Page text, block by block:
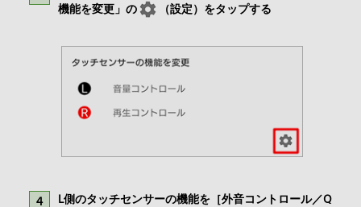
機能を変更」の
（設定）をタップする
L側のタッチセンサーの機能を［外音コントロール／Q